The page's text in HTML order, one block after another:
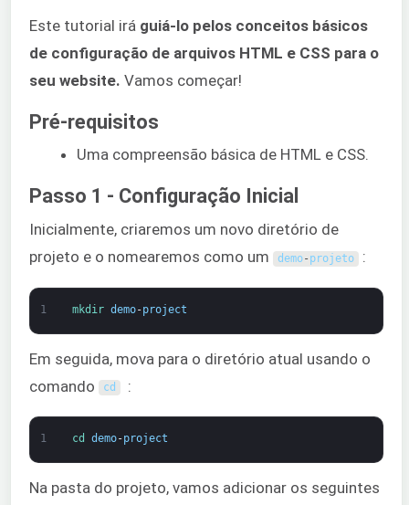
Este tutorial irá guiá-lo pelos conceitos básicos
de configuração de arquivos HTML e CSS para o
seu website. Vamos começar!
Pré-requisitos
Uma compreensão básica de HTML e CSS.
Passo 1 - Configuração Inicial
Inicialmente, criaremos um novo diretório de
projeto e o nomearemos como um
demo- projeto :
1 mkdir demo-project
Em seguida, mova para o diretório atual usando o
comando
cd :
1 cd demo-project
Na pasta do projeto, vamos adicionar os seguintes